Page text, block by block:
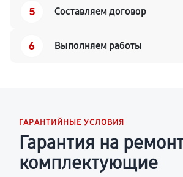
5 Составляем договор
6 Выполняем работы
ГАРАНТИЙНЫЕ УСЛОВИЯ
Гарантия на
комплектующие